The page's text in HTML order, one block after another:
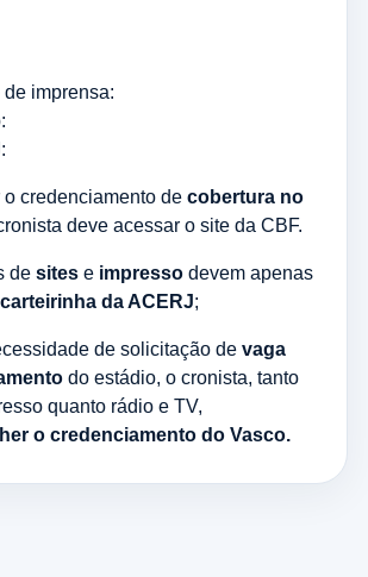
imprensa:
o credenciamento de cobertura no
deve acessar o site da CBF.
de sites e impresso devem apenas
carteirinha da ACERJ;
de solicitação de vaga
do estádio, o cronista, tanto
quanto rádio e TV,
o credenciamento do Vasco.